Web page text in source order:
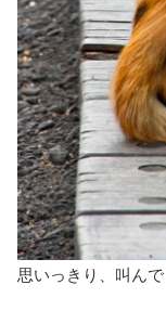
思いっきり、叫んで